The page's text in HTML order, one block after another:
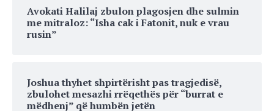
Avokati Halilaj zbulon plagosjen dhe sulmin
me mitraloz: “Isha cak i Fatonit, nuk e vrau
rusin”
Joshua thyhet shpirtërisht pas tragjedisë,
zbulohet mesazhi rrëqethës për “burrat e
mëdhenj” që humbën jetën